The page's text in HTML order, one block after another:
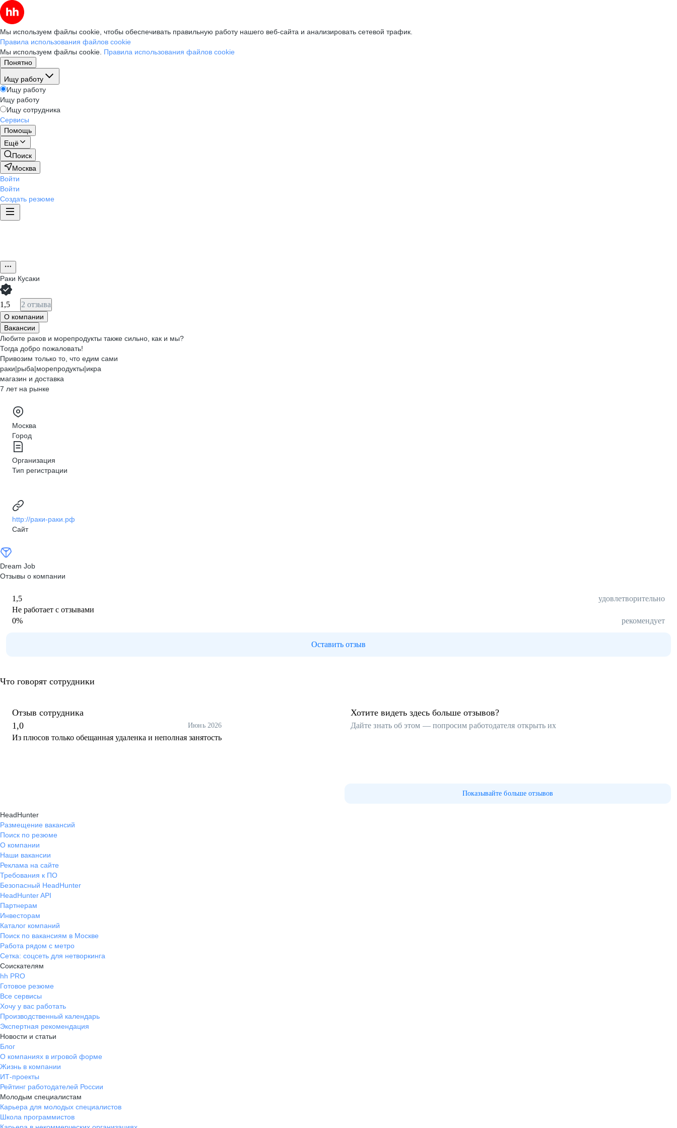
Мы используем файлы cookie, чтобы обеспечивать правильную работу нашего веб-сайта и анализировать сетевой трафик.
Правила использования файлов cookie
Мы используем файлы cookie. Правила использования файлов cookie
Понятно
Ищу работу
Ищу работу
Ищу работу
Ищу сотрудника
Сервисы
Помощь
Ещё
Поиск
Москва
Войти
Войти
Создать резюме
Раки Кусаки
1,5 2 отзыва
О компании
Вакансии
Любите раков и морепродукты также сильно, как и мы?
Тогда добро пожаловать!
Привозим только то, что едим сами
раки|рыба|морепродукты|икра
магазин и доставка
7 лет на рынке
Москва
Город
Организация
Тип регистрации
http://раки-раки.рф
Сайт
Dream Job
Отзывы о компании
1,5
удовлетворительно
Не работает с отзывами
0% рекомендует
Оставить отзыв
Что говорят сотрудники
Отзыв сотрудника
1,0
Июнь 2026
Из плюсов только обещанная удаленка и неполная занятость
Хотите видеть здесь больше отзывов?
Дайте знать об этом — попросим работодателя открыть их
Показывайте больше отзывов
HeadHunter
Размещение вакансий
Поиск по резюме
О компании
Наши вакансии
Реклама на сайте
Требования к ПО
Безопасный HeadHunter
HeadHunter API
Партнерам
Инвесторам
Каталог компаний
Поиск по вакансиям в Москве
Работа рядом с метро
Сетка: соцсеть для нетворкинга
Соискателям
hh PRO
Готовое резюме
Все сервисы
Хочу у вас работать
Производственный календарь
Экспертная рекомендация
Новости и статьи
Блог
О компаниях в игровой форме
Жизнь в компании
ИТ-проекты
Рейтинг работодателей России
Молодым специалистам
Карьера для молодых специалистов
Школа программистов